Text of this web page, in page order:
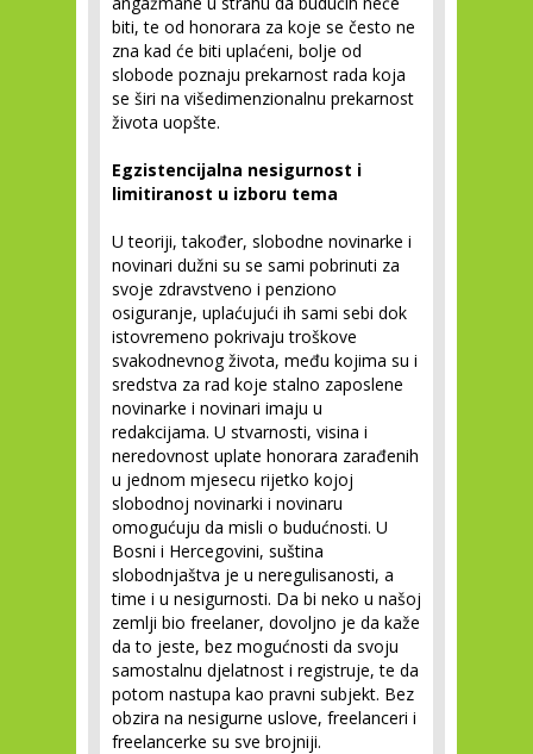
biti, te od honorara za koje se često ne
zna kad će biti uplaćeni, bolje od
slobode poznaju prekarnost rada koja
se širi na višedimenzionalnu prekarnost
života uopšte.
Egzistencijalna nesigurnost i
limitiranost u izboru tema
U teoriji, također, slobodne novinarke i
novinari dužni su se sami pobrinuti za
svoje zdravstveno i penziono
osiguranje, uplaćujući ih sami sebi dok
istovremeno pokrivaju troškove
svakodnevnog života, među kojima su i
sredstva za rad koje stalno zaposlene
novinarke i novinari imaju u
redakcijama. U stvarnosti, visina i
neredovnost uplate honorara zarađenih
u jednom mjesecu rijetko kojoj
slobodnoj novinarki i novinaru
omogućuju da misli o budućnosti. U
Bosni i Hercegovini, suština
slobodnjaštva je u neregulisanosti, a
time i u nesigurnosti. Da bi neko u našoj
zemlji bio freelaner, dovoljno je da kaže
da to jeste, bez mogućnosti da svoju
samostalnu djelatnost i registruje, te da
potom nastupa kao pravni subjekt. Bez
obzira na nesigurne uslove, freelanceri i
freelancerke su sve brojniji.